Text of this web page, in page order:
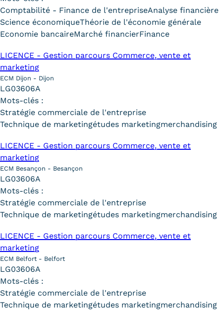
Validation des Acquis de
l'Expérience (VAE)
Validation des études
professionnels et personnels
Infos pratiques
Discrimination/égalité/mixité
Témoignages
Statistiques
FAQ
Téléchargements
Comptabilité - Finance de l'entrepriseAnalyse financière
Science économiqueThéorie de l'économie générale
Economie bancaireMarché financierFinance
LICENCE - Gestion parcours Commerce, vente et
marketing
ECM Dijon - Dijon
LG03606A
Mots-clés :
Stratégie commerciale de l'entreprise
Technique de marketingétudes marketingmerchandising
LICENCE - Gestion parcours Commerce, vente et
marketing
ECM Besançon - Besançon
LG03606A
Mots-clés :
Stratégie commerciale de l'entreprise
Technique de marketingétudes marketingmerchandising
LICENCE - Gestion parcours Commerce, vente et
marketing
ECM Belfort - Belfort
LG03606A
Mots-clés :
Stratégie commerciale de l'entreprise
Technique de marketingétudes marketingmerchandising